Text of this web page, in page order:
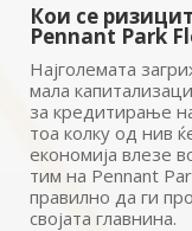
Кои се
Pennant Park
Најголемата
мала
за кредитирање
тоа колку од нив
економија влезе
тим на Pennant
правилно да ги
својата главнина.